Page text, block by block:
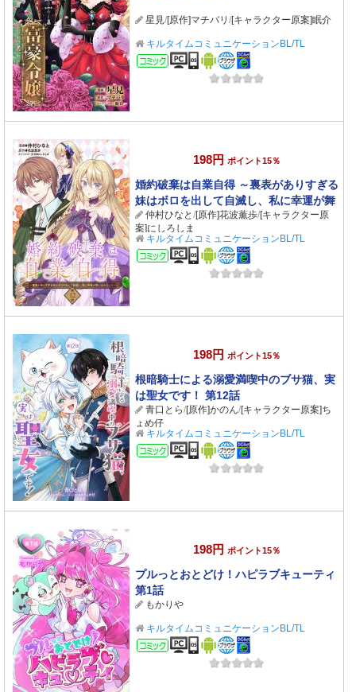
星見/[原作]マチバリ /[キャラクター原案]眠介
キルタイムコミュニケーションBL/TL
コミック
198円 ポイント15％
婚約破棄は自業自得 ～裏表がありすぎる
妹はボロを出して自滅し、私に幸運が舞
い込みました～ 第12話
仲村ひなと /[原作]花波薫歩/[キャラクター原
案]にしろしま
キルタイムコミュニケーションBL/TL
コミック
198円 ポイント15％
根暗騎士による溺愛満喫中のブサ猫、実
は聖女です！ 第12話
青口とら/[原作]かのん/[キャラクター原案]ち
ょめ仔
キルタイムコミュニケーションBL/TL
コミック
198円 ポイント15％
プルっとおとどけ！ハピラブキューティ
第1話
もかりや
キルタイムコミュニケーションBL/TL
コミック